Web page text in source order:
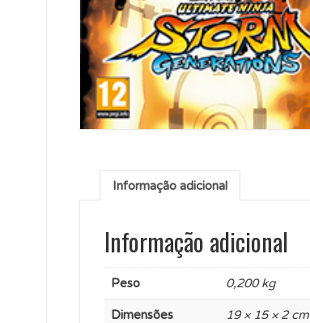
Informação adicional
Informação adicional
Peso 0,200 kg
Dimensões 19 × 15 × 2 cm